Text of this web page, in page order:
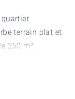
terrain plat et
250 m².